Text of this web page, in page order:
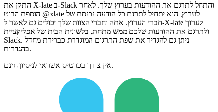
התקן את X-late ב-Slack והתחל לתרגם את ההודעות בערוץ שלך. לאחר
הוספת הבוט @xlate לערוץ, הוא יתחיל לתרגם כל הודעה נכנסת של
חברי הערוץ. אתה וחברי הצוות שלך יכולים גם לאשר ל-X-late לערוך
ולתרגם את ההודעות שלכם ממש מתחת, בלשונית הבית של אפליקציית
Slack. ניתן גם להגדיר את שפת התרגום המוגדרת כברירת מחדל
בהגדרות.
אין צורך בכרטיס אשראי לניסיון חינם.